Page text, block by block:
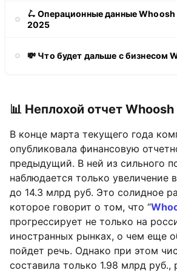
🛴 Операционные данные Whoosh
2025
💸 Что будет дальше с бизнесом
📊 Неплохой отчет
В конце марта текущего года
опубликовала финансовую
предыдущий. В ней из сильного
наблюдается только увеличение
до 14.3 млрд руб. Это солидное
которое говорит о том, что “
прогрессирует не только на
иностранных рынках, о чем еще
пойдет речь. Однако при этом
составила только 1.98 млрд руб.,